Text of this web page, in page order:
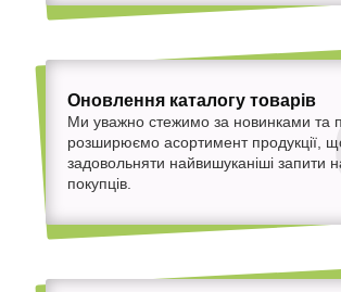
Оновлення каталогу товарів
Ми уважно стежимо за новинками та
розширюємо асортимент продукції,
задовольняти найвишуканіші запити
покупців.